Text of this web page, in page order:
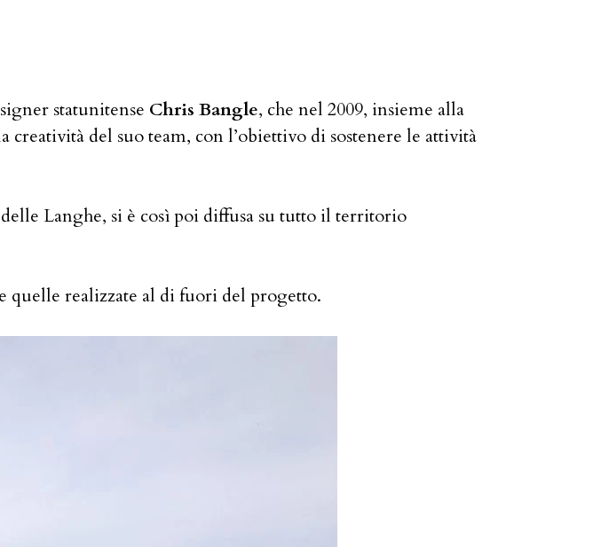
statunitense Chris Bangle, che nel 2009, insieme alla
del suo team, con l’obiettivo di sostenere le attività
Langhe, si è così poi diffusa su tutto il territorio
quelle realizzate al di fuori del progetto.